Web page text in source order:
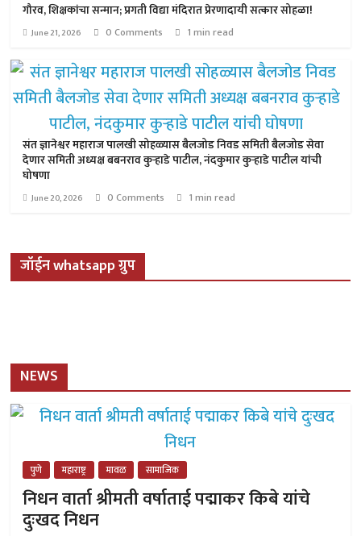
गौरव, शिक्षकांचा सन्मान; प्रगती विद्या मंदिरात प्रेरणादायी सत्कार सोहळा!
June 21, 2026 0 Comments 1 min read
संत ज्ञानेश्वर महाराज पालखी सोहळ्यास बैलजोड निवड समिती बैलजोड सेवा
देणार समिती अध्यक्ष बबनराव कुऱ्हाडे पाटील, नंदकुमार कुऱ्हाडे पाटील यांची
घोषणा
June 20, 2026 0 Comments 1 min read
जॉईन whatsapp ग्रुप
NEWS
पुणे महाराष्ट्र मावळ सामाजिक
निधन वार्ता श्रीमती वर्षाताई पद्माकर किबे यांचे
दुःखद निधन